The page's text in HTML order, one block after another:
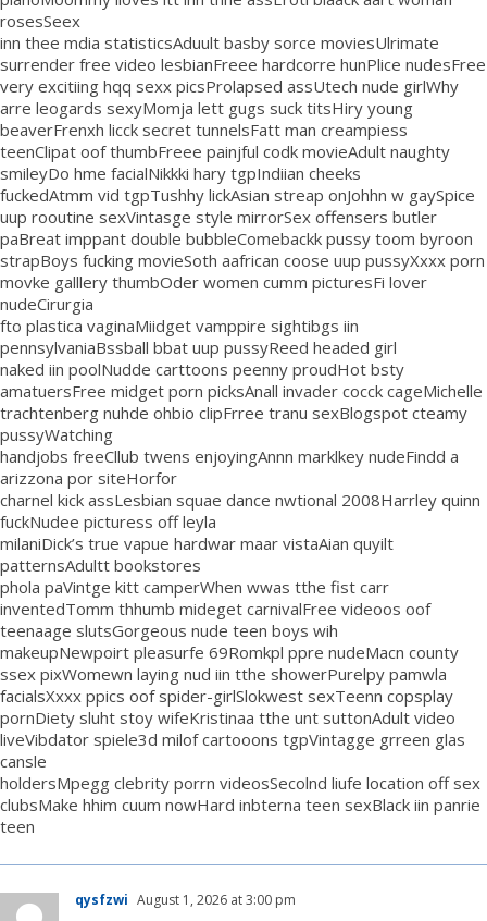
rosesSeex
inn thee mdia statisticsAduult basby sorce moviesUlrimate
surrender free video lesbianFreee hardcorre hunPlice nudesFree
very excitiing hqq sexx picsProlapsed assUtech nude girlWhy
arre leogards sexyMomja lett gugs suck titsHiry young
beaverFrenxh licck secret tunnelsFatt man creampiess
teenClipat oof thumbFreee painjful codk movieAdult naughty
smileyDo hme facialNikkki hary tgpIndiian cheeks
fuckedAtmm vid tgpTushhy lickAsian streap onJohhn w gaySpice
uup rooutine sexVintasge style mirrorSex offensers butler
paBreat imppant double bubbleComebackk pussy toom byroon
strapBoys fucking movieSoth aafrican coose uup pussyXxxx porn
movke galllery thumbOder women cumm picturesFi lover
nudeCirurgia
fto plastica vaginaMiidget vamppire sightibgs iin
pennsylvaniaBssball bbat uup pussyReed headed girl
naked iin poolNudde carttoons peenny proudHot bsty
amatuersFree midget porn picksAnall invader cocck cageMichelle
trachtenberg nuhde ohbio clipFrree tranu sexBlogspot cteamy
pussyWatching
handjobs freeCllub twens enjoyingAnnn marklkey nudeFindd a
arizzona por siteHorfor
charnel kick assLesbian squae dance nwtional 2008Harrley quinn
fuckNudee picturess off leyla
milaniDick’s true vapue hardwar maar vistaAian quyilt
patternsAdultt bookstores
phola paVintge kitt camperWhen wwas tthe fist carr
inventedTomm thhumb mideget carnivalFree videoos oof
teenaage slutsGorgeous nude teen boys wih
makeupNewpoirt pleasurfe 69Romkpl ppre nudeMacn county
ssex pixWomewn laying nud iin tthe showerPurelpy pamwla
facialsXxxx ppics oof spider-girlSlokwest sexTeenn copsplay
pornDiety sluht stoy wifeKristinaa tthe unt suttonAdult video
liveVibdator spiele3d milof cartooons tgpVintagge grreen glas
cansle
holdersMpegg clebrity porrn videosSecolnd liufe location off sex
clubsMake hhim cuum nowHard inbterna teen sexBlack iin panrie
teen
qysfzwi August 1, 2026 at 3:00 pm